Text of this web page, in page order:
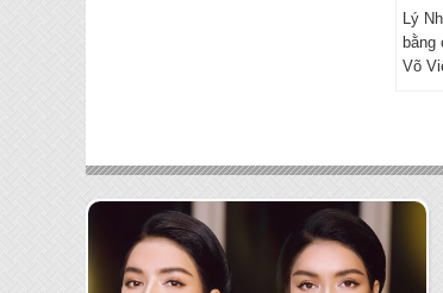
Lý
bằng
Võ